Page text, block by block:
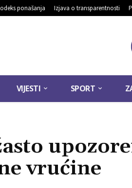
ponašanja Izjava o transparentnosti
VIJESTI SPORT
vrućine